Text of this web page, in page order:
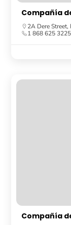
Compañía
2A Dere
1 868 625 3225
Compañía